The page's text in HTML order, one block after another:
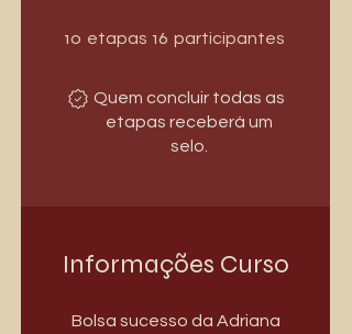
10 etapas 10 etapas
16 participantes
Quem concluir todas as
etapas receberá um
selo.
Informações Curso
Bolsa sucesso da Adriana